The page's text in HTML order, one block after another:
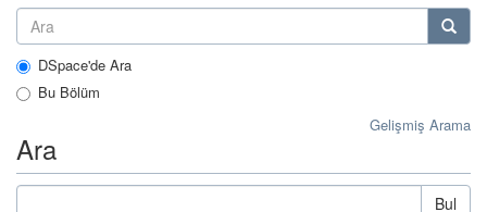
DSpace'de Ara
Bu Bölüm
Gelişmiş Arama
Ara
Bul